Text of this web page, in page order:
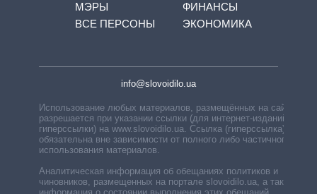
МЭРЫ
ВСЕ ПЕРСОНЫ
ФИНАНСЫ
ЭКОНОМИКА
info@slovoidilo.ua
Использование любых материалов, размещённых на сайте,
разрешается при указании ссылки (для интернет-изданий —
гиперссылки) на www.slovoidilo.ua. Ссылка (гиперссылка)
обязательна вне зависимости от полного либо частичного
использования материалов.
Аналитическая информация об обещаниях политиков и
чиновников, размещенных на портале slovoidilo.ua, а также